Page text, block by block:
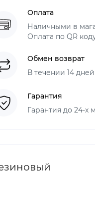
Оплата
Наличными в
Оплата по QR
Обмен возврат
В течении 14 дней
Гарантия
Гарантия до 24-х